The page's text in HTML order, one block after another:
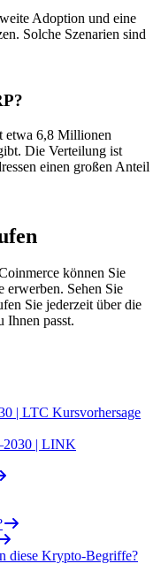
Adoption und eine
Solche Szenarien sind
etwa 6,8 Millionen
Die Verteilung ist
einen großen Anteil
können Sie
Sehen Sie
Sie jederzeit über die
Ihnen passt.
| LTC Kursvorhersage
| LINK
diese Krypto-Begriffe?